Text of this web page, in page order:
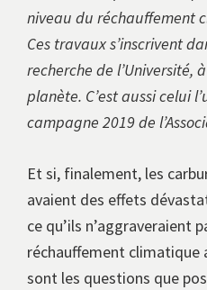
niveau du réchauffement
Ces travaux s’inscrivent
recherche de l’Université,
planète. C’est aussi celui
campagne 2019 de
Et si, finalement, les
avaient des effets
ce qu’ils n’aggraveraient
réchauffement climatique
sont les questions que